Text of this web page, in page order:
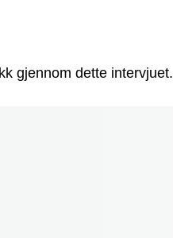
gjennom dette intervjuet.